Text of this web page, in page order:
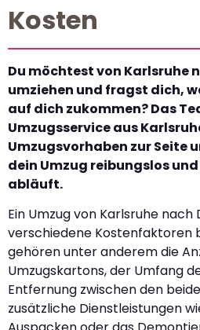
Kosten
Du möchtest von Karlsruhe
umziehen und fragst dich,
auf dich zukommen? Das
Umzugsservice aus
Umzugsvorhaben zur Seite
dein Umzug reibungslos
abläuft.
Ein Umzug von Karlsruhe
verschiedene Kostenfaktoren
gehören unter anderem die
Umzugskartons, der Umfang
Entfernung zwischen den
zusätzliche Dienstleistungen